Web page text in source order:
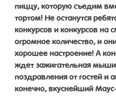
пиццу, которую съедим
тортом! Не останутся
конкурсов и конкурсов
огромное количество, и
хорошее настроение! А
ждет зажигательная
поздравления от гостей
конечно, вкуснейший